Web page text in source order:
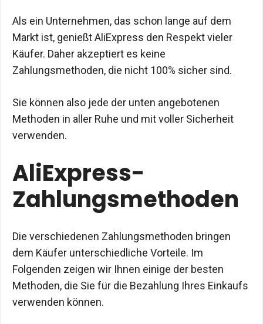
Als ein Unternehmen, das schon lange auf dem
Markt ist, genießt AliExpress den Respekt vieler
Käufer. Daher akzeptiert es keine
Zahlungsmethoden, die nicht 100% sicher sind.
Sie können also jede der unten angebotenen
Methoden in aller Ruhe und mit voller Sicherheit
verwenden.
AliExpress-
Zahlungsmethoden
Die verschiedenen Zahlungsmethoden bringen
dem Käufer unterschiedliche Vorteile. Im
Folgenden zeigen wir Ihnen einige der besten
Methoden, die Sie für die Bezahlung Ihres Einkaufs
verwenden können.